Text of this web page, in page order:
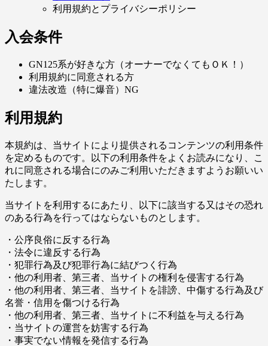
利用規約とプライバシーポリシー
入会条件
GN125系が好きな方（オーナーでなくてもＯＫ！）
利用規約に同意される方
違法改造（特に爆音）NG
利用規約
本規約は、当サイトにより提供されるコンテンツの利用条件
を定めるものです。以下の利用条件をよくお読みになり、こ
れに同意される場合にのみご利用いただきますようお願いい
たします。
当サイトを利用するにあたり、以下に該当する又はその恐れ
のある行為を行ってはならないものとします。
・公序良俗に反する行為
・法令に違反する行為
・犯罪行為及び犯罪行為に結びつく行為
・他の利用者、第三者、当サイトの権利を侵害する行為
・他の利用者、第三者、当サイトを誹謗、中傷する行為及び
名誉・信用を傷つける行為
・他の利用者、第三者、当サイトに不利益を与える行為
・当サイトの運営を妨害する行為
・事実でない情報を発信する行為